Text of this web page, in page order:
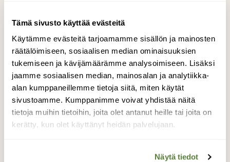
Tämä sivusto käyttää evästeitä
Käytämme evästeitä tarjoamamme sisällön ja mainosten
räätälöimiseen, sosiaalisen median ominaisuuksien
tukemiseen ja kävijämäärämme analysoimiseen. Lisäksi
jaamme sosiaalisen median, mainosalan ja analytiikka-
alan kumppaneillemme tietoja siitä, miten käytät
sivustoamme. Kumppanimme voivat yhdistää näitä
tietoja muihin tietoihin, joita olet antanut heille tai joita on
kerätty, kun olet käyttänyt heidän palvelujaan.
Näytä tiedot
Purppuranuijakas
Purppuranuijakas kasvaa suhteellisen
yleisenä havumetsissä. Harvemmin sitä
kuitenkin löytää .